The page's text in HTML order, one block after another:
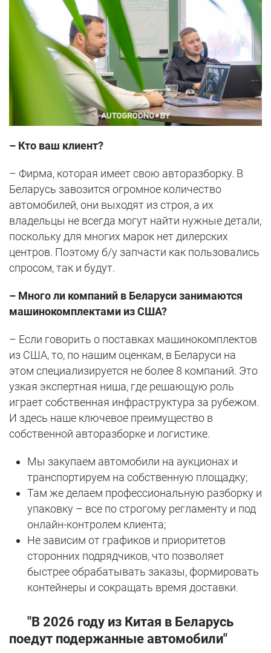
– Кто ваш клиент?
– Фирма, которая имеет свою авторазборку. В
Беларусь завозится огромное количество
автомобилей, они выходят из строя, а их
владельцы не всегда могут найти нужные детали,
поскольку для многих марок нет дилерских
центров. Поэтому б/у запчасти как пользовались
спросом, так и будут.
– Много ли компаний в Беларуси занимаются
машинокомплектами из США?
– Если говорить о поставках машинокомплектов
из США, то, по нашим оценкам, в Беларуси на
этом специализируется не более 8 компаний. Это
узкая экспертная ниша, где решающую роль
играет собственная инфраструктура за рубежом.
И здесь наше ключевое преимущество в
собственной авторазборке и логистике.
Мы закупаем автомобили на аукционах и
транспортируем на собственную площадку;
Там же делаем профессиональную разборку и
упаковку – все по строгому регламенту и под
онлайн-контролем клиента;
Не зависим от графиков и приоритетов
сторонних подрядчиков, что позволяет
быстрее обрабатывать заказы, формировать
контейнеры и сокращать время доставки.
"В 2026 году из Китая в Беларусь
поедут подержанные автомобили"